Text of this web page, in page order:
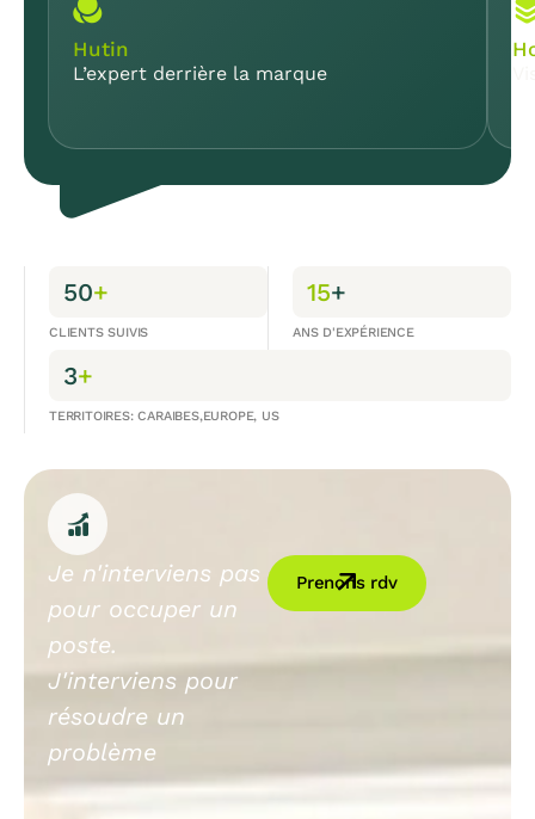
Hutin
L’expert derrière la marque
50+
CLIENTS SUIVIS
15+
ANS D'EXPÉRIENCE
3+
TERRITOIRES: CARAIBES,EUROPE, US
Je n'interviens pas
pour occuper un
poste.
J'interviens pour
résoudre un
problème
Prenons rdv